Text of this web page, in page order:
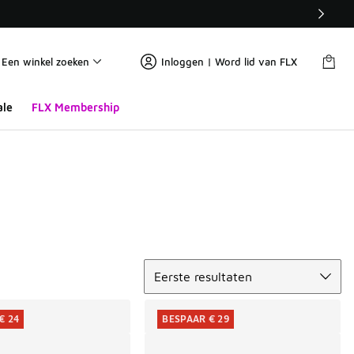
Een winkel zoeken Inloggen | Word lid van FLX
FLX Membership
Eerste resultaten
24 BESPAAR € 29